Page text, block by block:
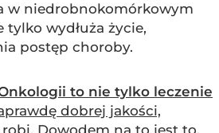
w niedrobnokomórkowym
tylko wydłuża życie,
postęp choroby.
to nie tylko leczenie
dobrej jakości,